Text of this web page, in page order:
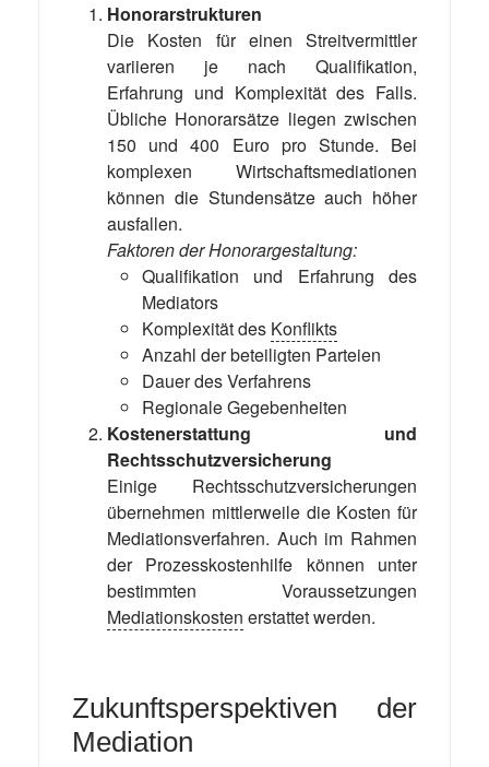
Honorarstrukturen
Die Kosten für einen Streitvermittler
variieren je nach Qualifikation,
Erfahrung und Komplexität des Falls.
Übliche Honorarsätze liegen zwischen
150 und 400 Euro pro Stunde. Bei
komplexen Wirtschaftsmediationen
können die Stundensätze auch höher
ausfallen.
Faktoren der Honorargestaltung:
Qualifikation und Erfahrung des
Mediators
Komplexität des Konflikts
Anzahl der beteiligten Parteien
Dauer des Verfahrens
Regionale Gegebenheiten
Kostenerstattung und
Rechtsschutzversicherung
Einige Rechtsschutzversicherungen
übernehmen mittlerweile die Kosten für
Mediationsverfahren. Auch im Rahmen
der Prozesskostenhilfe können unter
bestimmten Voraussetzungen
Mediationskosten erstattet werden.
Zukunftsperspektiven der
Mediation